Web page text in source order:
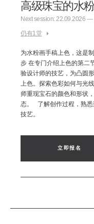
高级珠宝的水
Next session: 22.09.2026 —
仍有1堂
为水粉画手稿上色，这是
步 在专门介绍上色的第二
验设计师的技艺，为凸圆
上色。探索色彩如何与光
师重现宝石的颜色和形状
态。 了解创作过程，熟
技艺。
立即报名